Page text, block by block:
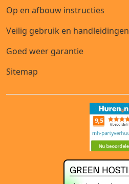
Op en afbouw instructies
Veilig gebruik en handleidingen
Goed weer garantie
Sitemap